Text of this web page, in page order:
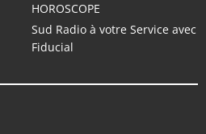
HOROSCOPE
Sud Radio à votre Service avec
Fiducial